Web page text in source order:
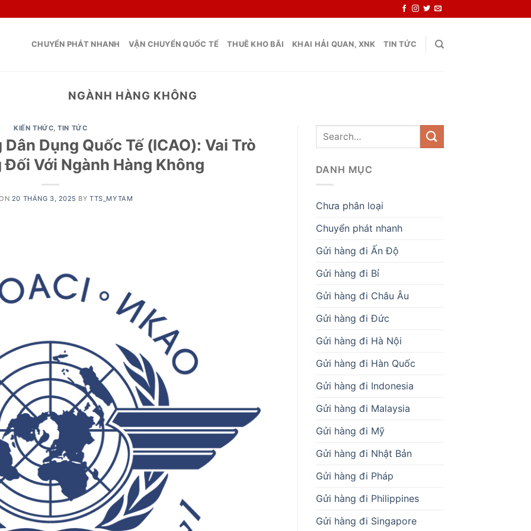
CHUYỂN PHÁT NHANH VẬN CHUYỂN QUỐC TẾ THUÊ KHO BÃI KHAI HẢI QUAN, XNK TIN TỨC
NGÀNH HÀNG KHÔNG
KIẾN THỨC,TIN TỨC
Dụng Quốc Tế (ICAO): Vai Trò
Với Ngành Hàng Không
20 THÁNG 3, 2025 BYTTS_MYTAM
DANH MỤC
Chưa phân loại
Chuyển phát nhanh
Gửi hàng đi Ấn Độ
Gửi hàng đi Bỉ
Gửi hàng đi Châu Âu
Gửi hàng đi Đức
Gửi hàng đi Hà Nội
Gửi hàng đi Hàn Quốc
Gửi hàng đi Indonesia
Gửi hàng đi Malaysia
Gửi hàng đi Mỹ
Gửi hàng đi Nhật Bản
Gửi hàng đi Pháp
Gửi hàng đi Philippines
Gửi hàng đi Singapore